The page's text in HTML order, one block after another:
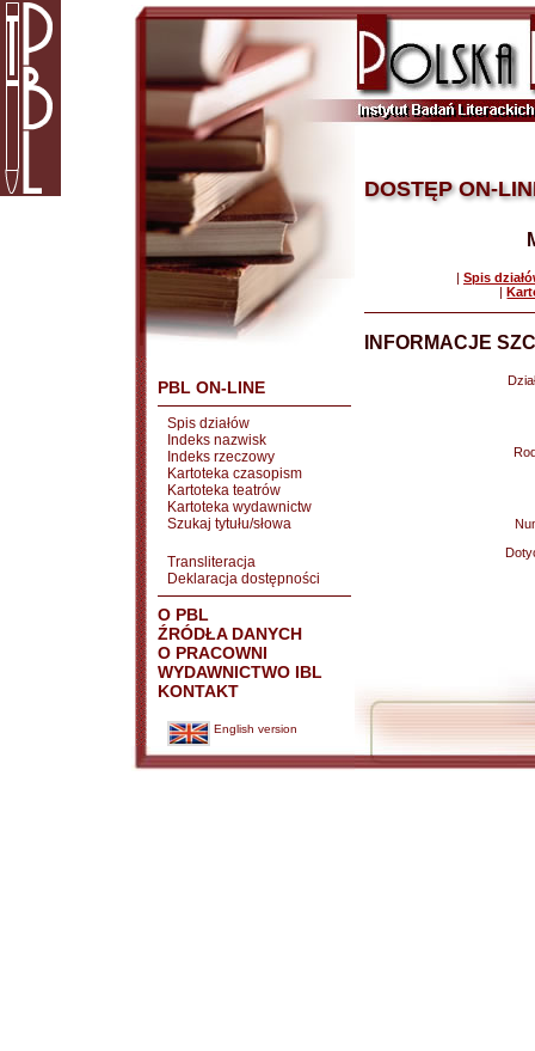
PBL ON-LINE
Spis działów
Indeks nazwisk
Indeks rzeczowy
Kartoteka czasopism
Kartoteka teatrów
Kartoteka wydawnictw
Szukaj tytułu/słowa
Transliteracja
Deklaracja dostępności
O PBL
ŹRÓDŁA DANYCH
O PRACOWNI
WYDAWNICTWO IBL
KONTAKT
English version
DOSTĘP ON-
| Spis
|
INFORMACJE